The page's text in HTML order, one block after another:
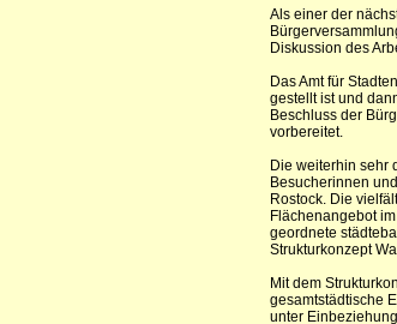
Als einer der
Diskussion des
Das Amt für
gestellt ist und
Beschluss der
vorbereitet.
Die weiterhin sehr
Besucherinnen
Rostock. Die
Flächenangebot
geordnete
Strukturkonzept
Mit dem
gesamtstädtische
unter